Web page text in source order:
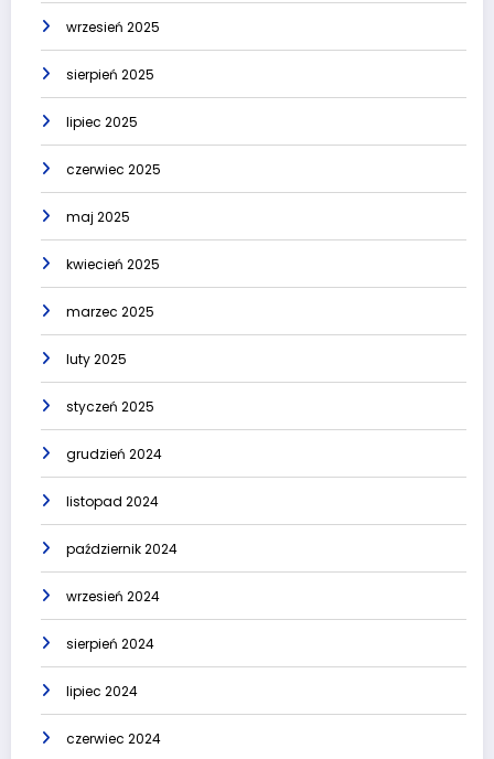
wrzesień 2025
sierpień 2025
lipiec 2025
czerwiec 2025
maj 2025
kwiecień 2025
marzec 2025
luty 2025
styczeń 2025
grudzień 2024
listopad 2024
październik 2024
wrzesień 2024
sierpień 2024
lipiec 2024
czerwiec 2024